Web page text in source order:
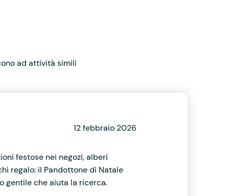
ad attività simili
12 febbraio 2026
festose nei negozi, alberi
regalo: il Pandottone di Natale
gentile che aiuta la ricerca.